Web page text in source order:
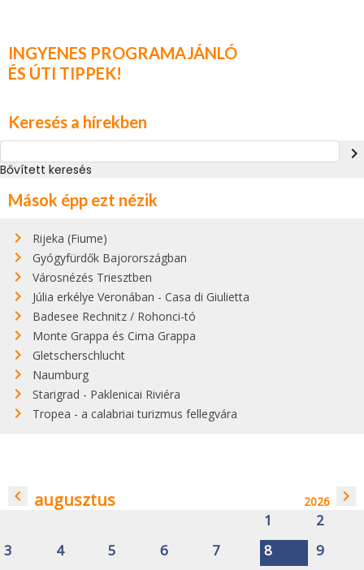
INGYENES PROGRAMAJÁNLÓ
ÉS ÚTI TIPPEK!
Keresés a hírekben
navigate_next
Bővített keresés
Mások épp ezt nézik
Rijeka (Fiume)
Gyógyfürdők Bajorországban
Városnézés Triesztben
Júlia erkélye Veronában - Casa di Giulietta
Badesee Rechnitz / Rohonci-tó
Monte Grappa és Cima Grappa
Gletscherschlucht
Naumburg
Starigrad - Paklenicai Riviéra
Tropea - a calabriai turizmus fellegvára
navigate_before augusztus 2026 navigate_next
1
2
3
4 5 6 7 8
9